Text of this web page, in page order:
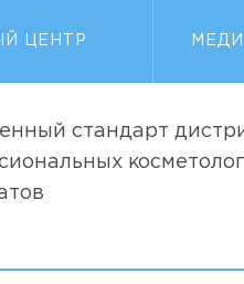
ЦЕНТР
стандарт